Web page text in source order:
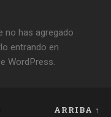
no has agregado
entrando en
WordPress.
ARRIBA ↑